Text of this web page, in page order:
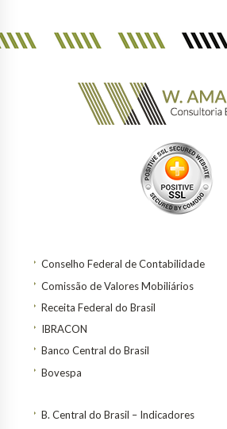
Conselho Federal de Contabilidade
Comissão de Valores Mobiliários
Receita Federal do Brasil
IBRACON
Banco Central do Brasil
Bovespa
B. Central do Brasil – Indicadores